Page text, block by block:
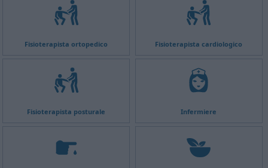
Fisioterapista ortopedico Fisioterapista cardiologico
Fisioterapista posturale Infermiere